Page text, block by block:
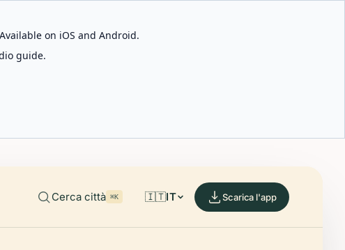
on iOS and Android.
guide.
Cerca città ⌘K 🇮🇹IT Scarica l'app